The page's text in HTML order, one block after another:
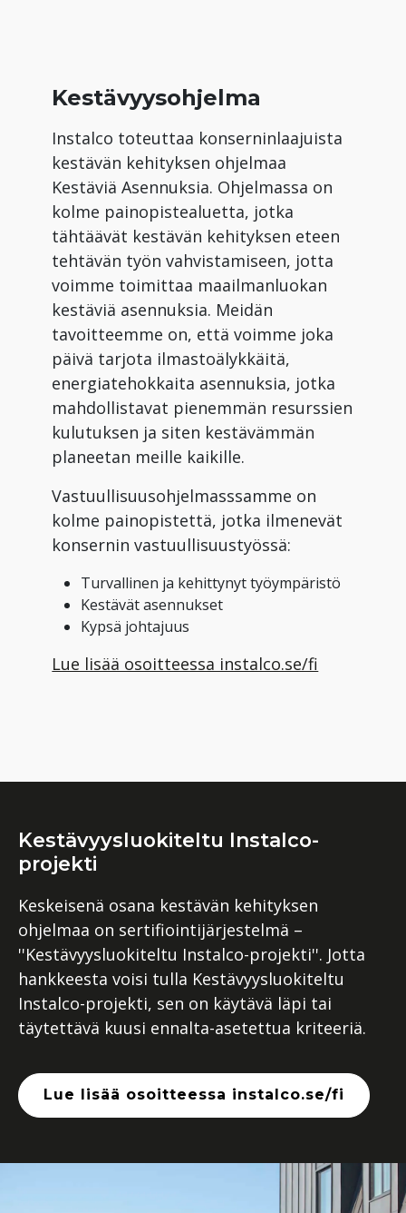
Kestävyysohjelma
Instalco toteuttaa konserninlaajuista
kestävän kehityksen ohjelmaa
Kestäviä Asennuksia. Ohjelmassa on
kolme painopistealuetta, jotka
tähtäävät kestävän kehityksen eteen
tehtävän työn vahvistamiseen, jotta
voimme toimittaa maailmanluokan
kestäviä asennuksia. Meidän
tavoitteemme on, että voimme joka
päivä tarjota ilmastoälykkäitä,
energiatehokkaita asennuksia, jotka
mahdollistavat pienemmän resurssien
kulutuksen ja siten kestävämmän
planeetan meille kaikille.
Vastuullisuusohjelmasssamme on
kolme painopistettä, jotka ilmenevät
konsernin vastuullisuustyössä:
Turvallinen ja kehittynyt työympäristö
Kestävät asennukset
Kypsä johtajuus
Lue lisää osoitteessa instalco.se/fi
Kestävyysluokiteltu Instalco-
projekti
Keskeisenä osana kestävän kehityksen
ohjelmaa on sertifiointijärjestelmä –
''Kestävyysluokiteltu Instalco-projekti''. Jotta
hankkeesta voisi tulla Kestävyysluokiteltu
Instalco-projekti, sen on käytävä läpi tai
täytettävä kuusi ennalta-asetettua kriteeriä.
Lue lisää osoitteessa instalco.se/fi